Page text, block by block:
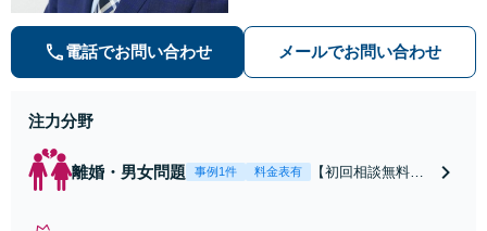
弁護士にご相談頂くことで、今のご
不安が和らぐとともに、問題解決の
ために前に進むことができます。
電話でお問い合わせ メールでお問い合わせ
注力分野
離婚・男女問題 事例1件 料金表有
【初回相談無料】